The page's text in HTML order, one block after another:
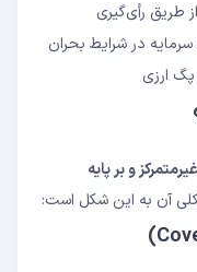
طریق رأی‌گیری
سرمایه در شرایط بحران
ارزی
غیرمتمرکز و بر پایه
آن به این شکل است: